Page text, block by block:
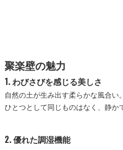
聚楽壁の魅力
1. わびさびを感じる美しさ
自然の土が生み出す柔らかな風合い。
ひとつとして同じものはなく、静か
2. 優れた調湿機能